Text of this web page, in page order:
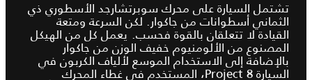
تشتمل السيارة على محرك سوبرتشارجد الأسطوري ذي
الثماني أسطوانات من جاكوار. لكن السرعة ومتعة
القيادة لا تتعلقان بالقوة فحسب. يعمل كل من الهيكل
المصنوع من الألومنيوم خفيف الوزن من جاكوار
بالإضافة إلى الاستخدام الموسع لألياف الكربون في
السيارة Project 8، المستخدم في غطاء المحرك